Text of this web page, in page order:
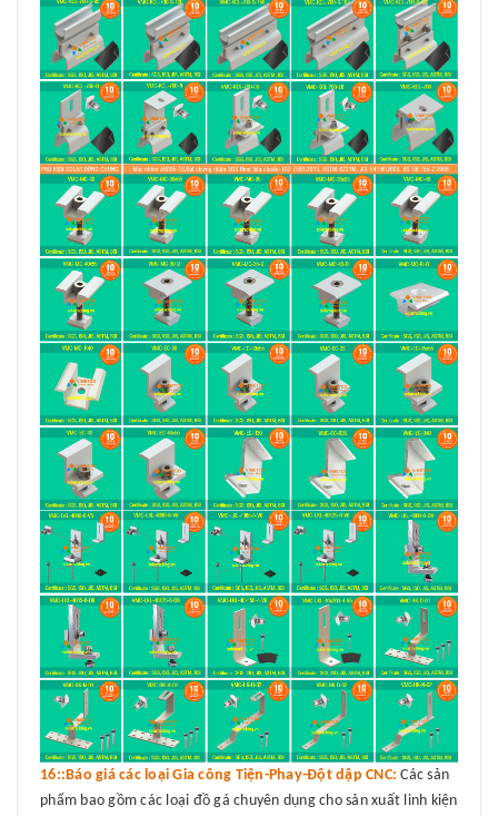
16::Báo giá các loại Gia công Tiện-Phay-Đột dập CNC: Các sản
phẩm bao gồm các loại đồ gá chuyên dụng cho sản xuất linh kiện